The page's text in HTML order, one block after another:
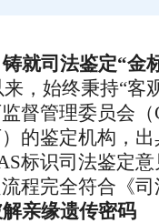
就司法鉴定“金
，始终秉持“客
督管理委员会（
的鉴定机构， 出
标识司法鉴定意
程完全符合《
亲缘遗传密码